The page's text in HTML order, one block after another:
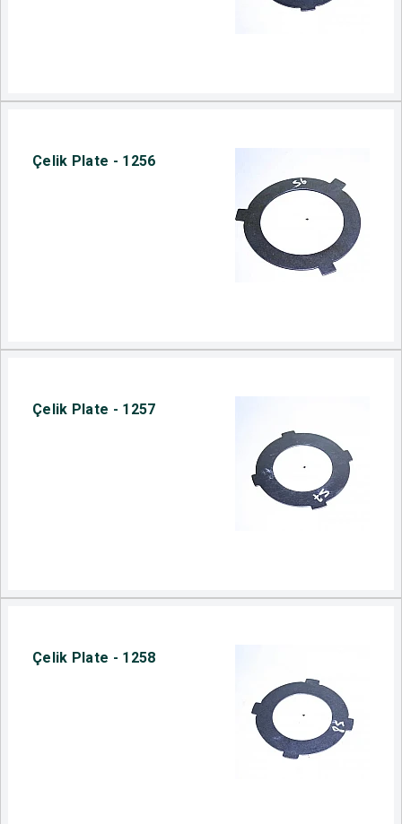
Çelik Plate - 1256
Çelik Plate - 1257
Çelik Plate - 1258